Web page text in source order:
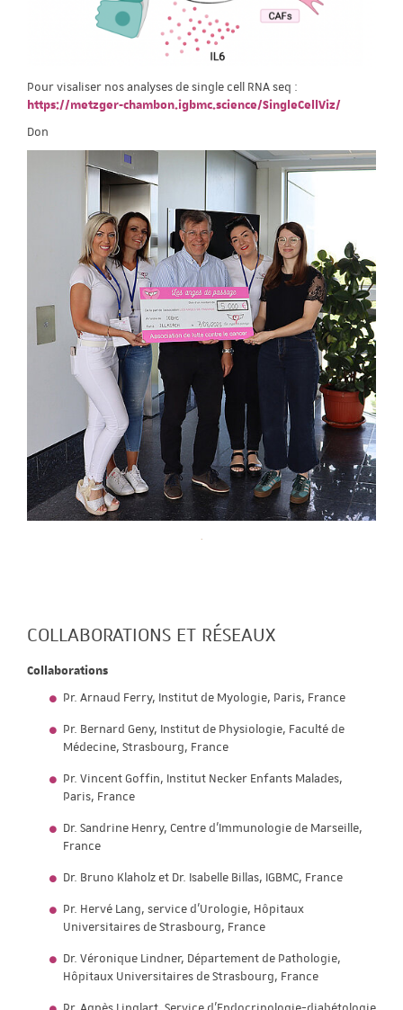
Pour visaliser nos analyses de single cell RNA seq :
https://metzger-chambon.igbmc.science/SingleCellViz/
Don
COLLABORATIONS ET RÉSEAUX
Collaborations
Pr. Arnaud Ferry, Institut de Myologie, Paris, France
Pr. Bernard Geny, Institut de Physiologie, Faculté de
Médecine, Strasbourg, France
Pr. Vincent Goffin, Institut Necker Enfants Malades,
Paris, France
Dr. Sandrine Henry, Centre d’Immunologie de Marseille,
France
Dr. Bruno Klaholz et Dr. Isabelle Billas, IGBMC, France
Pr. Hervé Lang, service d’Urologie, Hôpitaux
Universitaires de Strasbourg, France
Dr. Véronique Lindner, Département de Pathologie,
Hôpitaux Universitaires de Strasbourg, France